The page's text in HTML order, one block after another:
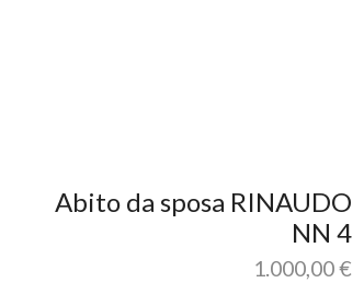
Abito da sposa RINAUDO
NN 4
1.000,00€